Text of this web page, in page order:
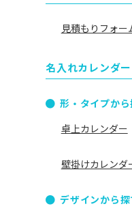
見積もりフォー
名入れカレンダー
形・タイプから
卓上カレンダー
壁掛けカレンダ
デザインから探